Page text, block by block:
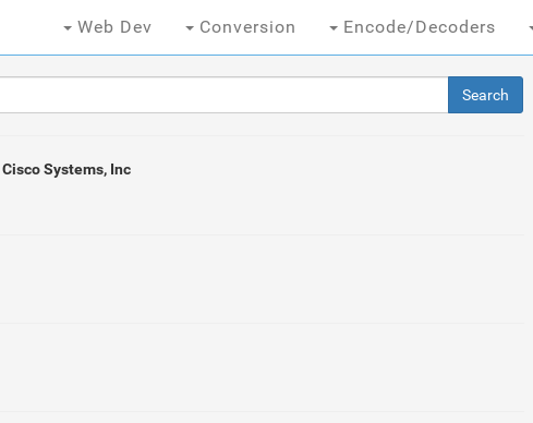
Web Dev Conversion Encode/Decoders
Cisco Systems, Inc